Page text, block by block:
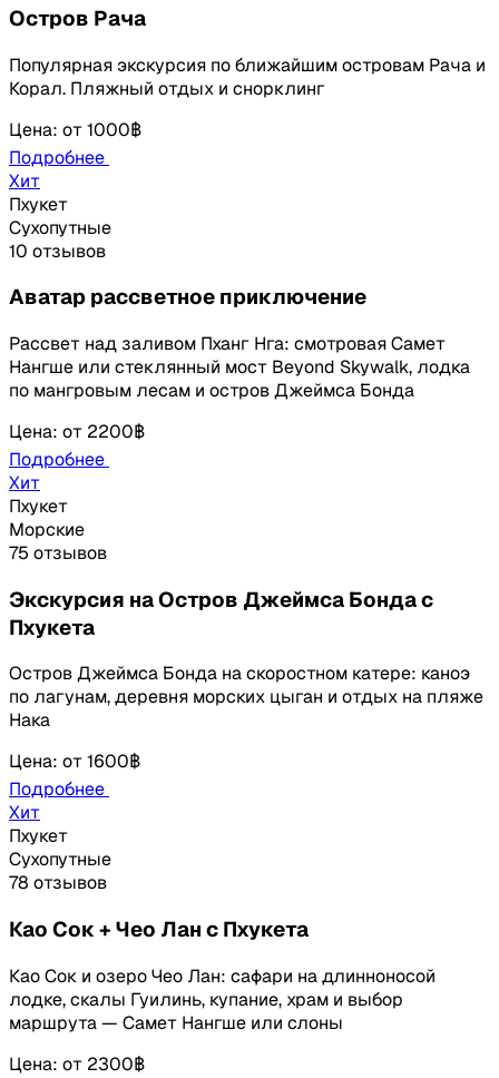
Остров Рача
Популярная экскурсия по ближайшим островам Рача и
Корал. Пляжный отдых и снорклинг
Цена: от1000฿
Подробнее
Хит
Пхукет
Сухопутные
10 отзывов
Аватар рассветное приключение
Рассвет над заливом Пханг Нга: смотровая Самет
Нангше или стеклянный мост Beyond Skywalk, лодка
по мангровым лесам и остров Джеймса Бонда
Цена: от 2200฿
Подробнее
Хит
Пхукет
Морские
75 отзывов
Экскурсия на Остров Джеймса Бонда с
Пхукета
Остров Джеймса Бонда на скоростном катере: каноэ
по лагунам, деревня морских цыган и отдых на пляже
Нака
Цена: от1600฿
Подробнее
Хит
Пхукет
Сухопутные
78 отзывов
Као Сок + Чео Лан с Пхукета
Као Сок и озеро Чео Лан: сафари на длинноносой
лодке, скалы Гуилинь, купание, храм и выбор
маршрута — Самет Нангше или слоны
Цена: от 2300฿